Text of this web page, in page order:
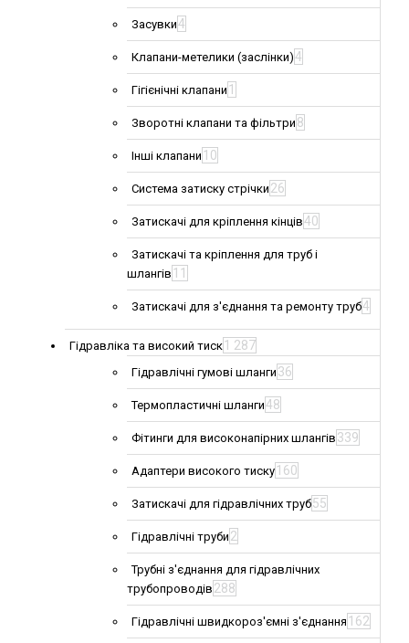
Засувки4
Клапани-метелики (заслінки)4
Гігієнічні клапани 1
Зворотні клапани та фільтри 8
Інші клапани 10
Система затиску стрічки 26
Затискачі для кріплення кінців40
Затискачі та кріплення для труб і
шлангів 11
Затискачі для з'єднання та ремонту труб4
Гідравліка та високий тиск 1 287
Гідравлічні гумові шланги 36
Термопластичні шланги48
Фітинги для високонапірних шлангів 339
Адаптери високого тиску 160
Затискачі для гідравлічних труб55
Гідравлічні труби 2
Трубні з'єднання для гідравлічних
трубопроводів 288
Гідравлічні швидкороз'ємні з'єднання 162